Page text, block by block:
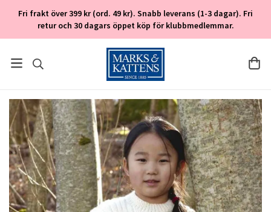
Fri frakt över 399 kr (ord. 49 kr). Snabb leverans (1-3 dagar). Fri
retur och 30 dagars öppet köp för klubbmedlemmar.